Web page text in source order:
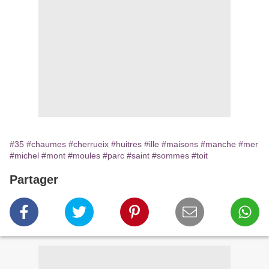
#35 #chaumes #cherrueix #huitres #ille #maisons #manche #mer
#michel #mont #moules #parc #saint #sommes #toit
Partager